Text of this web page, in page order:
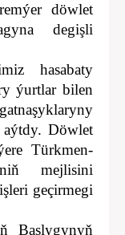
döwlet
degişli
hasabaty
ýurtlar bilen
Döwlet
Türkmen-
mejlisini
geçirmegi
Başlygynyň